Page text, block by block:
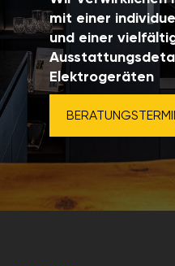
mit einer
und einer
Elektrogeräten